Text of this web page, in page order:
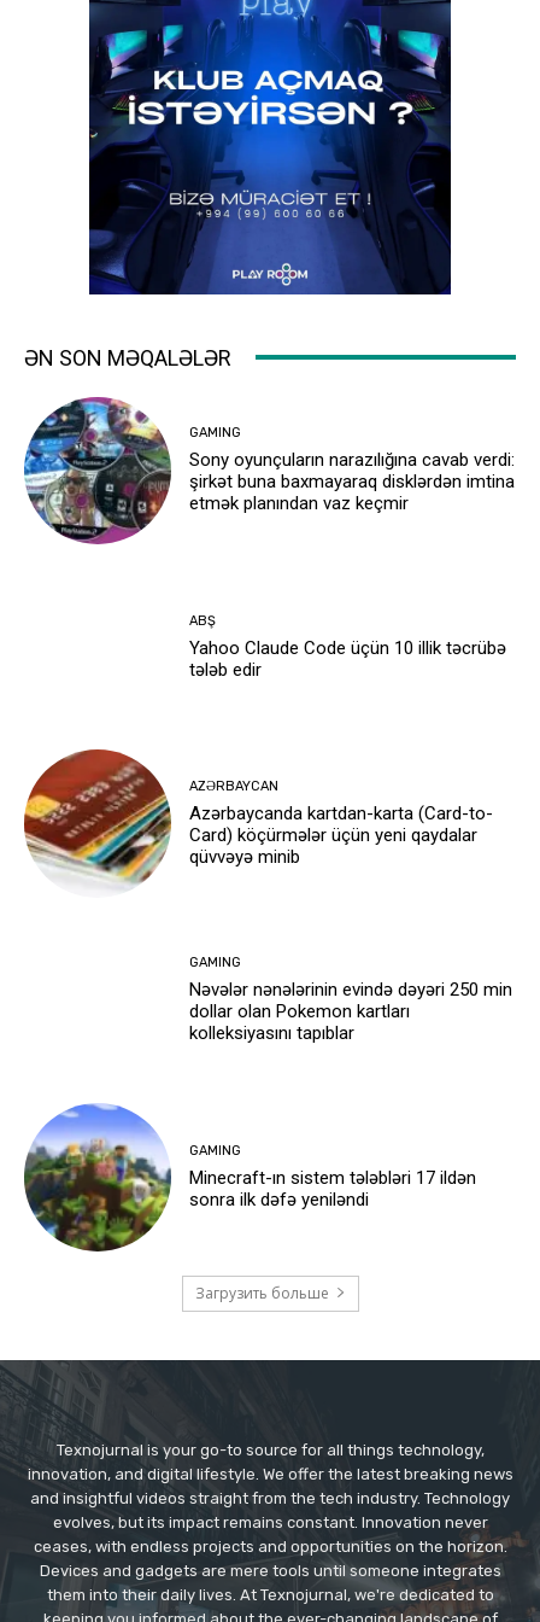
ƏN SON MƏQALƏLƏR
GAMING
Sony oyunçuların narazılığına cavab verdi:
şirkət buna baxmayaraq disklərdən imtina
etmək planından vaz keçmir
ABŞ
Yahoo Claude Code üçün 10 illik təcrübə
tələb edir
AZƏRBAYCAN
Azərbaycanda kartdan-karta (Card-to-
Card) köçürmələr üçün yeni qaydalar
qüvvəyə minib
GAMING
Nəvələr nənələrinin evində dəyəri 250 min
dollar olan Pokemon kartları
kolleksiyasını tapıblar
GAMING
Minecraft-ın sistem tələbləri 17 ildən
sonra ilk dəfə yeniləndi
Загрузить больше
Texnojurnal is your go-to source for all things technology,
innovation, and digital lifestyle. We offer the latest breaking news
and insightful videos straight from the tech industry. Technology
evolves, but its impact remains constant. Innovation never
ceases, with endless projects and opportunities on the horizon.
Devices and gadgets are mere tools until someone integrates
them into their daily lives. At Texnojurnal, we're dedicated to